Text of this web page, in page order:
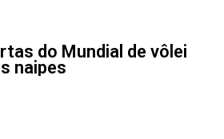
do Mundial de vôlei
naipes